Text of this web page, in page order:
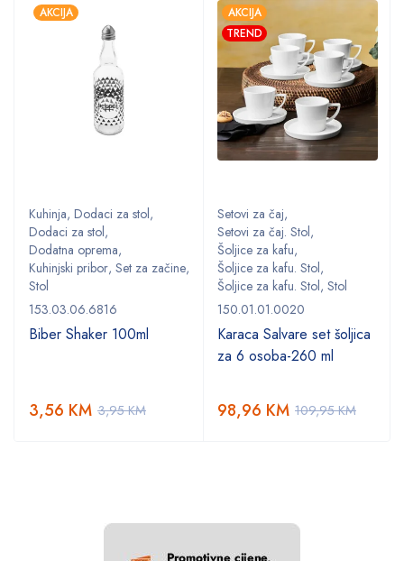
AKCIJA
Kuhinja, Dodaci za stol,
Dodaci za stol,
Dodatna oprema,
Kuhinjski pribor, Set za začine,
Stol
153.03.06.6816
Biber Shaker 100ml
3,95KM
3,56 KM
AKCIJA
TREND
Setovi za čaj,
Setovi za čaj. Stol,
Šoljice za kafu,
Šoljice za kafu. Stol,
Šoljice za kafu. Stol, Stol
150.01.01.0020
Karaca Salvare set šoljica
za 6 osoba-260 ml
109,95KM
98,96 KM